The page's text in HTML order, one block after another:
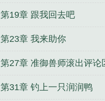
第19章 跟我回去吧
第23章 我来助你
第27章 准御兽师滚出评论
第31章 钓上一只润润鸭